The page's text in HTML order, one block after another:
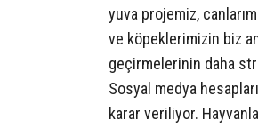
yuva projemiz,
ve köpeklerimizin biz
geçirmelerinin daha
Sosyal medya
karar veriliyor.